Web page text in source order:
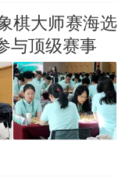
棋大师赛海选
与顶级赛事